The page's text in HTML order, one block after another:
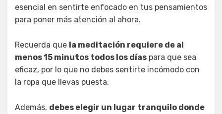
esencial en sentirte enfocado en tus pensamientos
para poner más atención al ahora.
Recuerda que la meditación requiere de al
menos 15 minutos todos los días para que sea
eficaz, por lo que no debes sentirte incómodo con
la ropa que llevas puesta.
Además, debes elegir un lugar tranquilo donde